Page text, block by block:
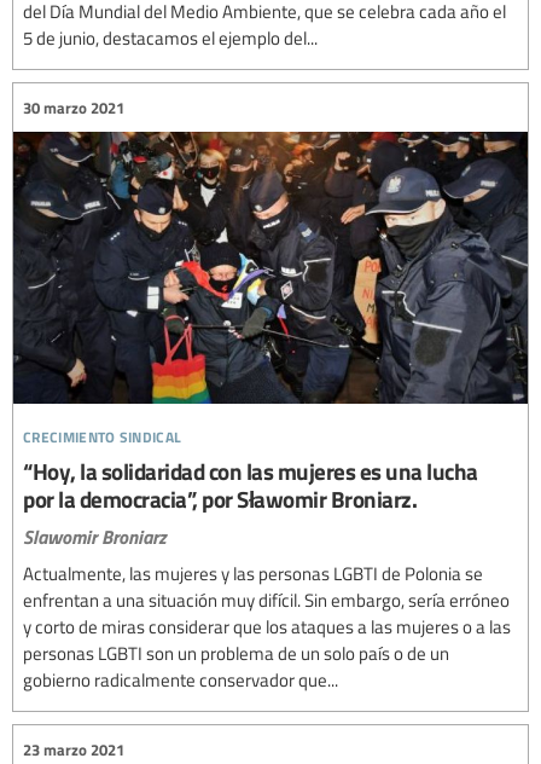
del Día Mundial del Medio Ambiente, que se celebra cada año el
5 de junio, destacamos el ejemplo del...
crecimiento sindical
30 marzo 2021
“Hoy, la solidaridad con las mujeres es una lucha
por la democracia”, por Sławomir Broniarz.
Slawomir Broniarz
Actualmente, las mujeres y las personas LGBTI de Polonia se
enfrentan a una situación muy difícil. Sin embargo, sería erróneo
y corto de miras considerar que los ataques a las mujeres o a las
personas LGBTI son un problema de un solo país o de un
gobierno radicalmente conservador que...
23 marzo 2021